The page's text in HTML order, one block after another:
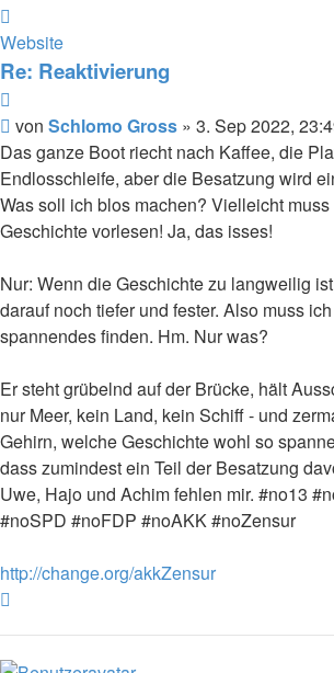
von
Schlomo
Website
Re: Reaktivierung
Beitrag
von Schlomo Gross » 3. Sep 2022,
Das ganze Boot riecht nach Kaffee, die
Endlosschleife, aber die Besatzung wird
Was soll ich blos machen? Vielleicht
Geschichte vorlesen! Ja, das isses!
Nur: Wenn die Geschichte zu langweilig
darauf noch tiefer und fester. Also muss
spannendes finden. Hm. Nur was?
Er steht grübelnd auf der Brücke, hält
nur Meer, kein Land, kein Schiff - und
Gehirn, welche Geschichte wohl so
dass zumindest ein Teil der Besatzung
Uwe, Hajo und Achim fehlen mir. #no13
#noSPD #noFDP #noAKK #noZensur
http://change.org/akkZensur